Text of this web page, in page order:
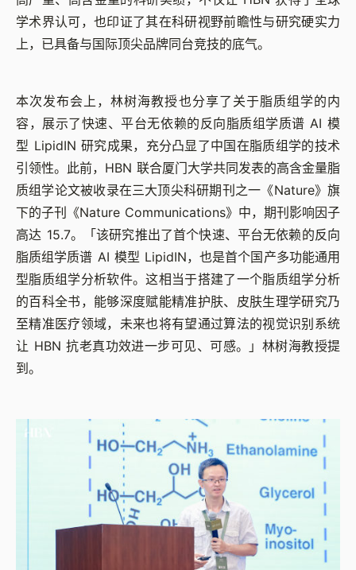
学术界认可，也印证了其在科研视野前瞻性与研究硬实力
上，已具备与国际顶尖品牌同台竞技的底气。
本次发布会上，林树海教授也分享了关于脂质组学的内
容，展示了快速、平台无依赖的反向脂质组学质谱 AI 模
型 LipidIN 研究成果，充分凸显了中国在脂质组学的技术
引领性。此前，HBN 联合厦门大学共同发表的高含金量脂
质组学论文被收录在三大顶尖科研期刊之一《Nature》旗
下的子刊《Nature Communications》中，期刊影响因子
高达 15.7。「该研究推出了首个快速、平台无依赖的反向
脂质组学质谱 AI 模型 LipidIN，也是首个国产多功能通用
型脂质组学分析软件。这相当于搭建了一个脂质组学分析
的百科全书，能够深度赋能精准护肤、皮肤生理学研究乃
至精准医疗领域，未来也将有望通过算法的视觉识别系统
让 HBN 抗老真功效进一步可见、可感。」林树海教授提
到。